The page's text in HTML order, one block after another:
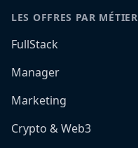
LES OFFRES PAR MÉTIER
FullStack
Manager
Marketing
Crypto & Web3